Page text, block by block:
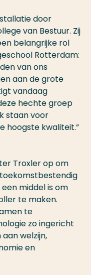
door
van Bestuur. Zij
belangrijke rol
Rotterdam:
van ons
aan de grote
vandaag
hechte groep
staan voor
hoogste kwaliteit.”
Troxler op om
middel is om
te maken.
te
zo ingericht
welzijn,
en